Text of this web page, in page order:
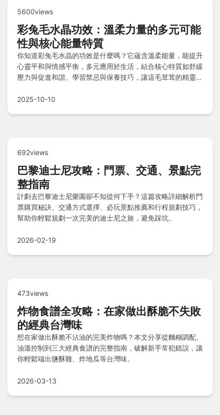
5600views
彩兔毛水晶功效：溫柔力量的多元可能
性與核心能量特質
你知道彩兔毛水晶的功效是什麼嗎？它蘊含溫柔能量，能提升
心靈平和與情感平衡，多元應用於生活，結合核心特質如舒緩
壓力與促進和諧。學習禁忌與保養技巧，讓這毛茸茸的精靈常
2025-10-10
692views
巴黎迪士尼攻略：門票、交通、景點完
整指南
計劃去巴黎迪士尼樂園卻不知從何下手？這篇攻略詳細解析門
票購買秘訣、交通方式選擇、必玩景點推薦和行程規劃技巧，
幫助你輕鬆規劃一次完美的迪士尼之旅，避免踩坑。
2026-02-19
473views
炸物食譜全攻略：在家做出酥脆不失敗
的經典台灣味
想在家做出酥脆不沾油的完美炸物嗎？本文分享從麵糊調配、
油溫控制到三大經典食譜的完整指南，破解新手常犯錯誤，讓
你輕鬆端出鹽酥雞、炸地瓜等台灣味。
2026-03-13